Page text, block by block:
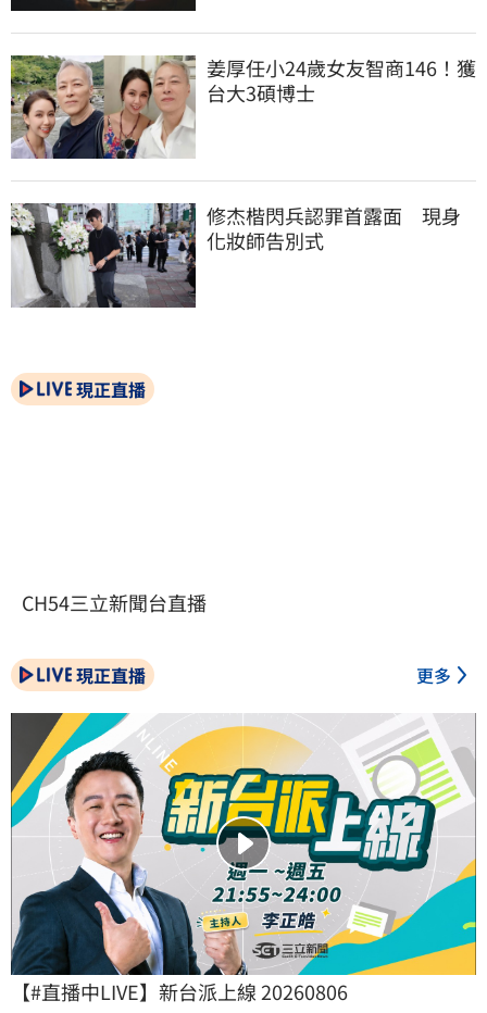
姜厚任小24歲女友智商146！獲
台大3碩博士
修杰楷閃兵認罪首露面　現身
化妝師告別式
現正直播
CH54三立新聞台直播
現正直播 更多
【#直播中LIVE】新台派上線 20260806